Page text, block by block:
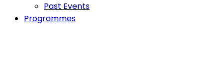
Past Events
Programmes